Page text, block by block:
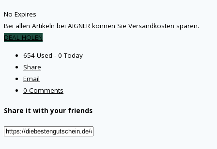
No Expires
Bei allen Artikeln bei AIGNER können Sie Versandkosten sparen.
DEAL HOLEN
654 Used - 0 Today
Share
Email
0 Comments
Share it with your friends